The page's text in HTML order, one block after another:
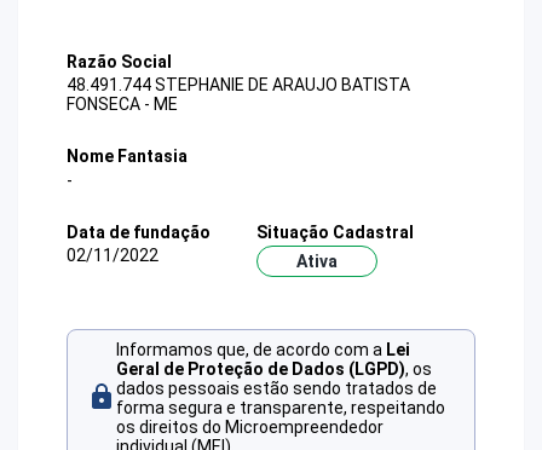
Razão Social
48.491.744 STEPHANIE DE ARAUJO BATISTA
FONSECA - ME
Nome Fantasia
-
Data de fundação
02/11/2022
Situação Cadastral
Ativa
Informamos que, de acordo com a Lei
Geral de Proteção de Dados (LGPD), os
dados pessoais estão sendo tratados de
forma segura e transparente, respeitando
os direitos do Microempreendedor